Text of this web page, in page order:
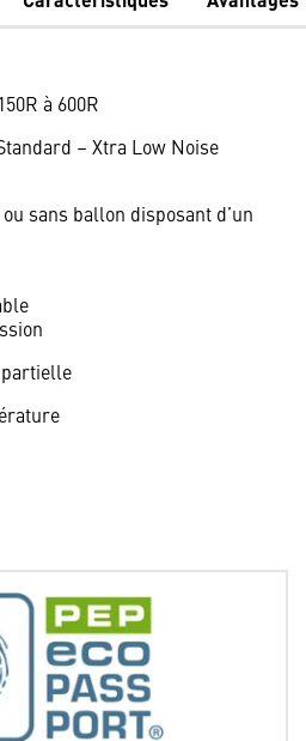
à 600R
– Xtra Low Noise
sans ballon disposant d’un